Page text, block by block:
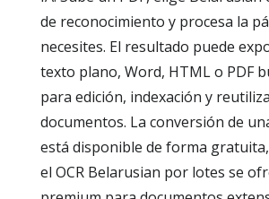
de reconocimiento y procesa la
necesites. El resultado puede
texto plano, Word, HTML o PDF
para edición, indexación y
documentos. La conversión de
está disponible de forma
el OCR Belarusian por lotes se